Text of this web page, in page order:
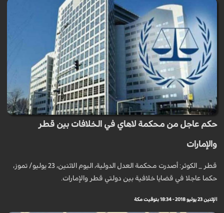
حكم عاجل من محكمة لاهاي في الخلافات بين قطر
والإمارات
قطر _ الكوثر: أصدرت محكمة العدل الدولية، اليوم الاثنين، 23 يوليو/ تموز،
حكما عاجلا في قضايا خلافية بين دولتي قطر والإمارات.
الإثنين 23 يوليو 2018 - 18:34 بتوقيت مكة